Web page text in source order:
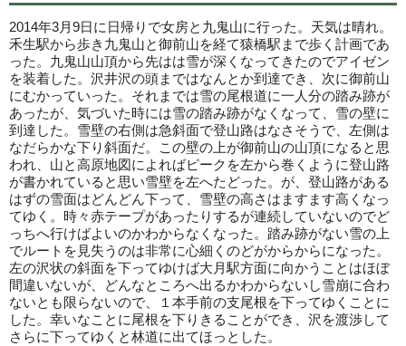
2014年3月9日に日帰りで女房と九鬼山に行った。天気は晴れ。
禾生駅から歩き九鬼山と御前山を経て猿橋駅まで歩く計画であ
った。九鬼山山頂から先はは雪が深くなってきたのでアイゼン
を装着した。沢井沢の頭まではなんとか到達でき、次に御前山
にむかっていった。それまでは雪の尾根道に一人分の踏み跡が
あったが、気づいた時には雪の踏み跡がなくなって、雪の壁に
到達した。雪壁の右側は急斜面で登山路はなさそうで、左側は
なだらかな下り斜面だ。この壁の上が御前山の山頂になると思
われ、山と高原地図によればピークを左から巻くように登山路
が書かれていると思い雪壁を左へたどった。が、登山路がある
はずの雪面はどんどん下って、雪壁の高さはますます高くなっ
てゆく。時々赤テープがあったりするが連続していないのでど
っちへ行けばよいのかわからなくなった。踏み跡がない雪の上
でルートを見失うのは非常に心細くのどがからからになった。
左の沢状の斜面を下ってゆけば大月駅方面に向かうことはほぼ
間違いないが、どんなところへ出るかわからないし雪崩に合わ
ないとも限らないので、１本手前の支尾根を下ってゆくことに
した。幸いなことに尾根を下りきることができ、沢を渡渉して
さらに下ってゆくと林道に出てほっとした。